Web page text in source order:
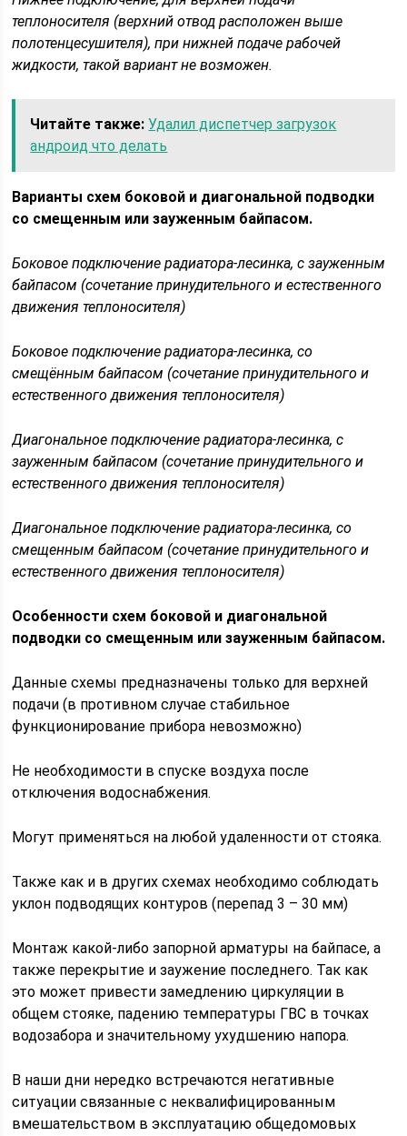
теплоносителя (верхний отвод расположен выше
полотенцесушителя), при нижней подаче рабочей
жидкости, такой вариант не возможен.
Читайте также: Удалил диспетчер загрузок
андроид что делать
Варианты схем боковой и диагональной подводки
со смещенным или зауженным байпасом.
Боковое подключение радиатора-лесинка, с зауженным
байпасом (сочетание принудительного и естественного
движения теплоносителя)
Боковое подключение радиатора-лесинка, со
смещённым байпасом (сочетание принудительного и
естественного движения теплоносителя)
Диагональное подключение радиатора-лесинка, с
зауженным байпасом (сочетание принудительного и
естественного движения теплоносителя)
Диагональное подключение радиатора-лесинка, со
смещенным байпасом (сочетание принудительного и
естественного движения теплоносителя)
Особенности схем боковой и диагональной
подводки со смещенным или зауженным байпасом.
Данные схемы предназначены только для верхней
подачи (в противном случае стабильное
функционирование прибора невозможно)
Не необходимости в спуске воздуха после
отключения водоснабжения.
Могут применяться на любой удаленности от стояка.
Также как и в других схемах необходимо соблюдать
уклон подводящих контуров (перепад 3 – 30 мм)
Монтаж какой-либо запорной арматуры на байпасе, а
также перекрытие и заужение последнего. Так как
это может привести замедлению циркуляции в
общем стояке, падению температуры ГВС в точках
водозабора и значительному ухудшению напора.
В наши дни нередко встречаются негативные
ситуации связанные с неквалифицированным
вмешательством в эксплуатацию общедомовых